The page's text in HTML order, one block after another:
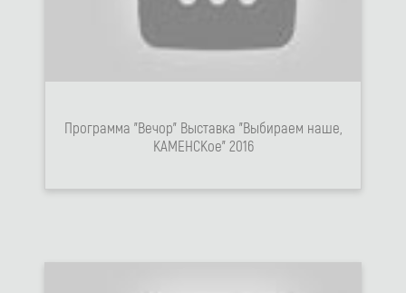
Программа "Вечор" Выставка "Выбираем наше,
КАМЕНСКое" 2016